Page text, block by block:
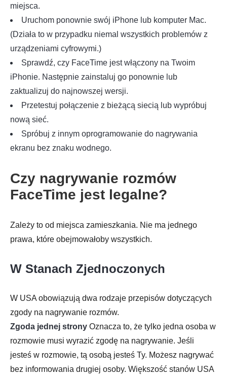
miejsca.
Uruchom ponownie swój iPhone lub komputer Mac.
(Działa to w przypadku niemal wszystkich problemów z
urządzeniami cyfrowymi.)
Sprawdź, czy FaceTime jest włączony na Twoim
iPhonie. Następnie zainstaluj go ponownie lub
zaktualizuj do najnowszej wersji.
Przetestuj połączenie z bieżącą siecią lub wypróbuj
nową sieć.
Spróbuj z innym oprogramowanie do nagrywania
ekranu bez znaku wodnego.
Czy nagrywanie rozmów
FaceTime jest legalne?
Zależy to od miejsca zamieszkania. Nie ma jednego
prawa, które obejmowałoby wszystkich.
W Stanach Zjednoczonych
W USA obowiązują dwa rodzaje przepisów dotyczących
zgody na nagrywanie rozmów.
Zgoda jednej strony Oznacza to, że tylko jedna osoba w
rozmowie musi wyrazić zgodę na nagrywanie. Jeśli
jesteś w rozmowie, tą osobą jesteś Ty. Możesz nagrywać
bez informowania drugiej osoby. Większość stanów USA